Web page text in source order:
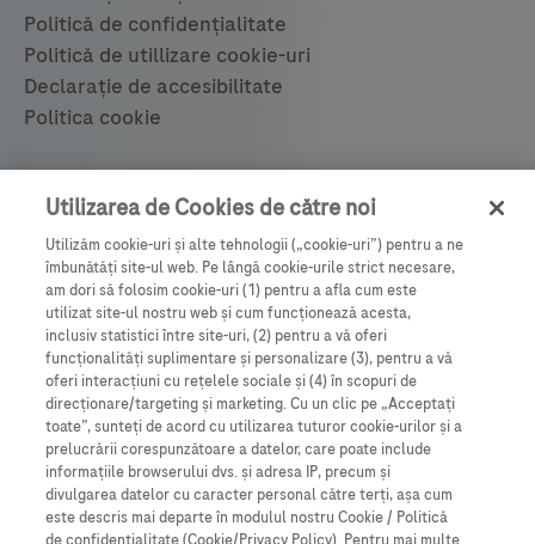
Roche România SRL, Bulevardul Poligrafiei 1A,
Clădirea Ana Tower, Recepție - etaj 15,
Sector 1, București, România, 013704.
Tel.:021-206.47.01, Fax: 021-206.47.00.
romania.info@roche.com;www.roche.ro
Vă puteți abona la newsletter-ul nostru
Pentru a fi primul care află ultimele informații
Utilizarea de Cookies de către noi
Utilizăm cookie-uri și alte tehnologii („cookie-uri”) pentru a ne
îmbunătăți site-ul web. Pe lângă cookie-urile strict necesare,
am dori să folosim cookie-uri (1) pentru a afla cum este
utilizat site-ul nostru web și cum funcționează acesta,
inclusiv statistici între site-uri, (2) pentru a vă oferi
funcționalități suplimentare și personalizare (3), pentru a vă
oferi interacțiuni cu rețelele sociale și (4) în scopuri de
direcționare/targeting și marketing. Cu un clic pe „Acceptați
toate”, sunteți de acord cu utilizarea tuturor cookie-urilor și a
prelucrării corespunzătoare a datelor, care poate include
informațiile browserului dvs. și adresa IP, precum și
divulgarea datelor cu caracter personal către terți, așa cum
este descris mai departe în modulul nostru Cookie / Politică